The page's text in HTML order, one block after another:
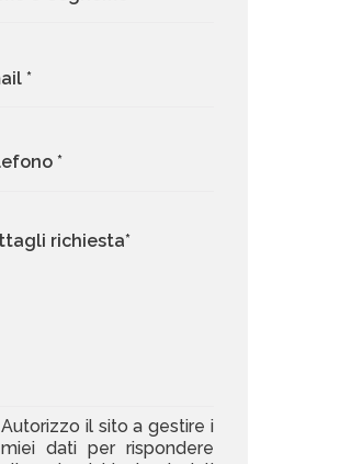
Autorizzo il sito a gestire i
miei dati per rispondere